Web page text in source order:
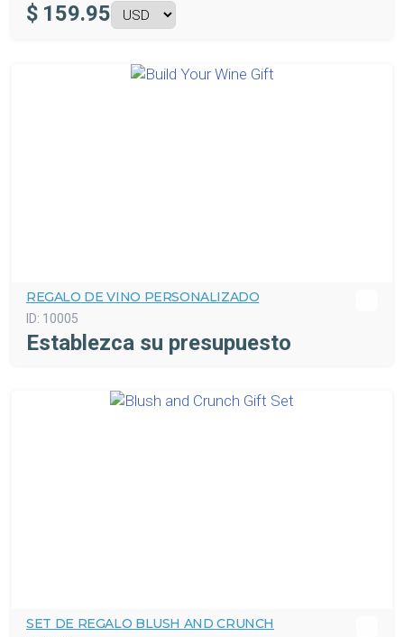
$ 159.95
REGALO DE VINO PERSONALIZADO
ID: 10005
Establezca su presupuesto
SET DE REGALO BLUSH AND CRUNCH